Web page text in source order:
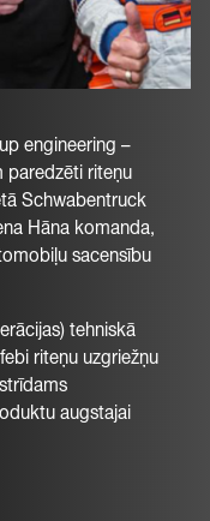
engineering –
paredzēti riteņu
Schwabentruck
Hāna komanda,
sacensību
tehniskā
riteņu uzgriežņu
augstajai